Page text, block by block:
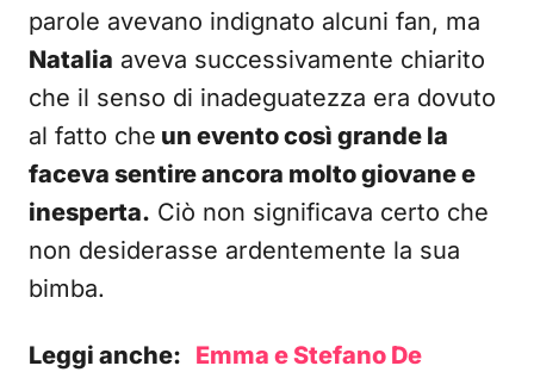
parole avevano indignato alcuni fan, ma
Natalia aveva successivamente chiarito
che il senso di inadeguatezza era dovuto
al fatto che un evento così grande la
faceva sentire ancora molto giovane e
inesperta. Ciò non significava certo che
non desiderasse ardentemente la sua
bimba.
Leggi anche: Emma e Stefano De